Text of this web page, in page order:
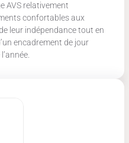
AVS relativement
confortables aux
leur indépendance tout en
encadrement de jour